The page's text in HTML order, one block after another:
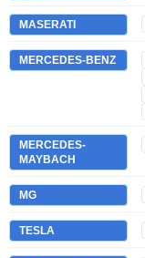
MASERATI
MERCEDES-BENZ
MERCEDES-
MAYBACH
MG
TESLA